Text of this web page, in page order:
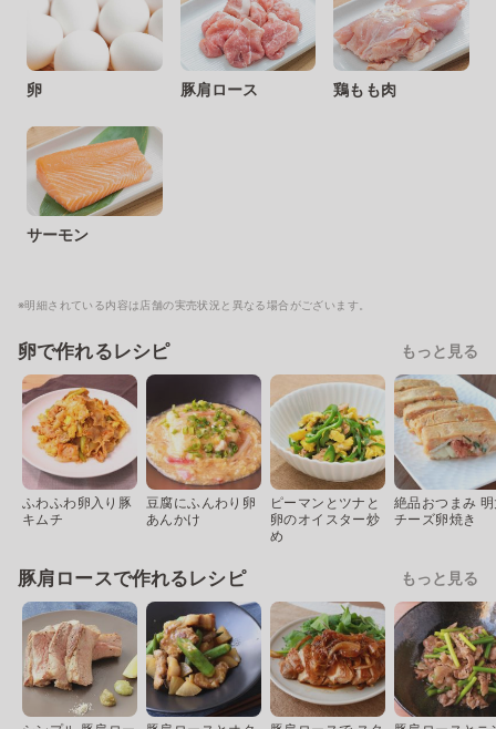
卵 豚肩ロース 鶏もも肉
サーモン
※明細されている内容は店舗の実売状況と異なる場合がございます。
卵で作れるレシピ もっと見る
ふわふわ卵入り豚
キムチ
豆腐にふんわり卵
あんかけ
ピーマンとツナと
卵のオイスター炒
め
絶品おつまみ
チーズ卵焼き
豚肩ロースで作れるレシピ もっと見る